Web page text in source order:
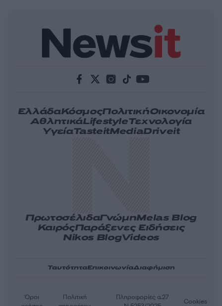
ΕλλάδαΚόσμοςΠολιτικήΟικονομία
ΑθλητικάLifestyleΤεχνολογία
ΥγείαTasteitMediaDriveit
ΠρωτοσέλιδαΓνώμηMelas Blog
ΚαιρόςΠαράξενες Ειδήσεις
Nikos BlogVideos
ΤαυτότηταΕπικοινωνίαΔιαφήμιση
Όροι
Πολιτική
Πληροφορίες α.27
Cookies